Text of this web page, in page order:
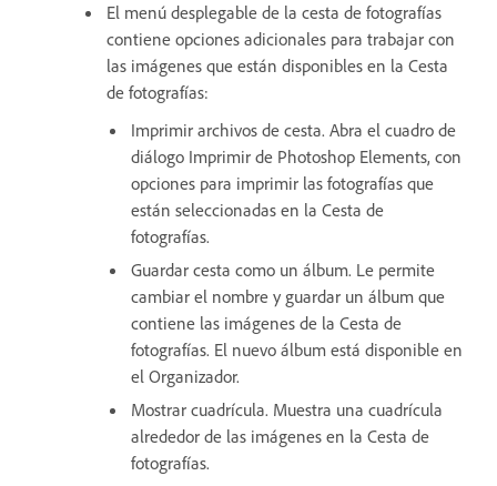
El menú desplegable de la cesta de fotografías
contiene opciones adicionales para trabajar con
las imágenes que están disponibles en la Cesta
de fotografías:
Imprimir archivos de cesta. Abra el cuadro de
diálogo Imprimir de Photoshop Elements, con
opciones para imprimir las fotografías que
están seleccionadas en la Cesta de
fotografías.
Guardar cesta como un álbum. Le permite
cambiar el nombre y guardar un álbum que
contiene las imágenes de la Cesta de
fotografías. El nuevo álbum está disponible en
el Organizador.
Mostrar cuadrícula. Muestra una cuadrícula
alrededor de las imágenes en la Cesta de
fotografías.